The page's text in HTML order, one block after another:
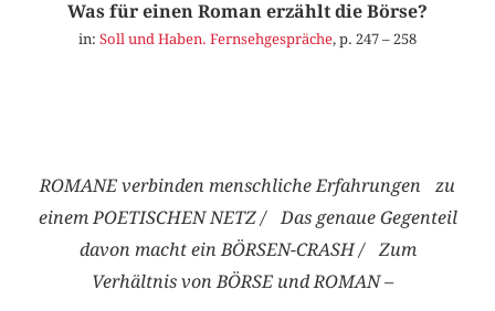
Was für einen Roman erzählt die Börse?
in: Soll und Haben. Fernsehgespräche, p. 247 – 258
ROMANE verbinden menschliche Erfahrungen zu
einem POETISCHEN NETZ / Das genaue Gegenteil
davon macht ein BÖRSEN-CRASH / Zum
Verhältnis von BÖRSE und ROMAN –